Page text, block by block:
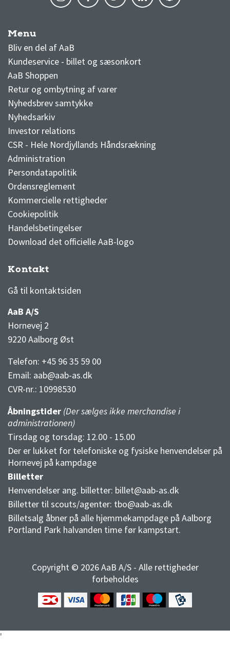
Menu
Bliv en del af AaB
Kundeservice - billet og sæsonkort
AaB Shoppen
Retur og ombytning af varer
Nyhedsbrev samtykke
Nyhedsarkiv
Investor relations
CSR - Hele Nordjyllands Håndsrækning
Administration
Persondatapolitik
Ordensreglement
Kommercielle rettigheder
Cookiepolitik
Handelsbetingelser
Download det officielle AaB-logo
Kontakt
Gå til kontaktsiden
AaB A/S
Hornevej 2
9220 Aalborg Øst
Telefon: +45 96 35 59 00
Email: aab@aab-as.dk
CVR-nr.: 10998530
Åbningstider (Der sælges ikke merchandise i
administrationen)
Tirsdag og torsdag: 12.00 - 15.00
Der er lukket for telefoniske og fysiske henvendelser på
Hornevej på kampdage
Billetter
Henvendelser ang. billetter: billet@aab-as.dk
Billetter til scouts/agenter: tbo@aab-as.dk
Billetsalg åbner på alle hjemmekampdage på Aalborg
Portland Park halvanden time før kampstart.
Copyright © 2026 AaB A/S - Alle rettigheder
forbeholdes
'